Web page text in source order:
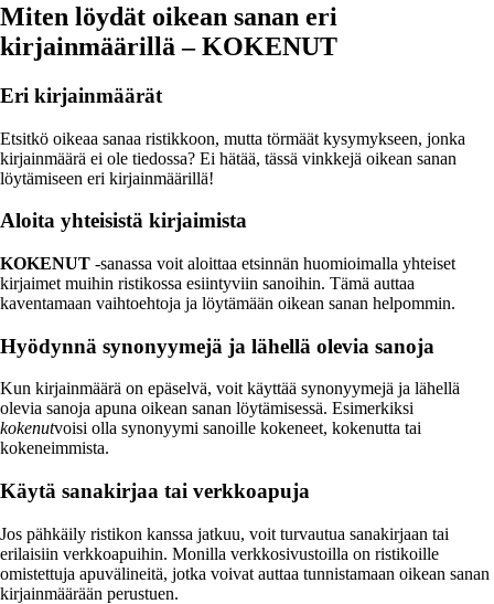
Miten löydät oikean sanan eri
kirjainmäärillä – KOKENUT
Eri kirjainmäärät
Etsitkö oikeaa sanaa ristikkoon, mutta törmäät kysymykseen, jonka
kirjainmäärä ei ole tiedossa? Ei hätää, tässä vinkkejä oikean sanan
löytämiseen eri kirjainmäärillä!
Aloita yhteisistä kirjaimista
KOKENUT -sanassa voit aloittaa etsinnän huomioimalla yhteiset
kirjaimet muihin ristikossa esiintyviin sanoihin. Tämä auttaa
kaventamaan vaihtoehtoja ja löytämään oikean sanan helpommin.
Hyödynnä synonyymejä ja lähellä olevia sanoja
Kun kirjainmäärä on epäselvä, voit käyttää synonyymejä ja lähellä
olevia sanoja apuna oikean sanan löytämisessä. Esimerkiksi
kokenutvoisi olla synonyymi sanoille kokeneet, kokenutta tai
kokeneimmista.
Käytä sanakirjaa tai verkkoapuja
Jos pähkäily ristikon kanssa jatkuu, voit turvautua sanakirjaan tai
erilaisiin verkkoapuihin. Monilla verkkosivustoilla on ristikoille
omistettuja apuvälineitä, jotka voivat auttaa tunnistamaan oikean sanan
kirjainmäärään perustuen.